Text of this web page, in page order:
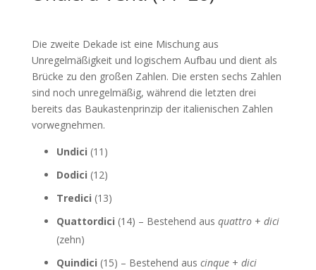
Die zweite Dekade ist eine Mischung aus
Unregelmäßigkeit und logischem Aufbau und dient als
Brücke zu den großen Zahlen. Die ersten sechs Zahlen
sind noch unregelmäßig, während die letzten drei
bereits das Baukastenprinzip der italienischen Zahlen
vorwegnehmen.
Undici (11)
Dodici (12)
Tredici (13)
Quattordici (14) – Bestehend aus quattro+ dici
(zehn)
Quindici (15) – Bestehend aus cinque+ dici